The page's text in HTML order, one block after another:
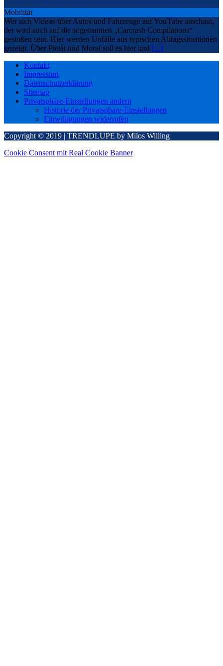
Mobilität
Wer sich Videos über Autos und Fahrzeuge auf YouTube anschaut,
der wird auch auf die sogenannten „Carcrash Compilations“
gestoßen sein. Hier werden Unfälle aus typischen Alltagssituationen
gezeigt. Über Pietät und Moral soll es hier und [...]
Kontakt
Impressum
Datenschutzerklärung
Sitemap
Privatsphäre-Einstellungen ändern
Historie der Privatsphäre-Einstellungen
Einwilligungen widerrufen
Copyright © 2019 | TRENDLUPE by Milos Willing
Cookie Consent mit Real Cookie Banner